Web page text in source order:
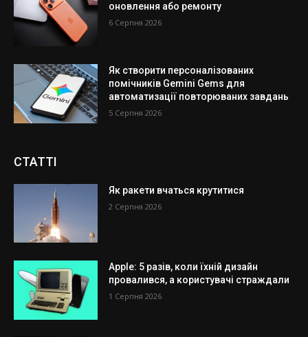
оновлення або ремонту
6 Серпня 2026
Як створити персоналізованих
помічників Gemini Gems для
автоматизації повторюваних завдань
5 Серпня 2026
СТАТТІ
Як ракети вчаться крутитися
2 Серпня 2026
Apple: 5 разів, коли їхній дизайн
провалився, а користувачі страждали
1 Серпня 2026